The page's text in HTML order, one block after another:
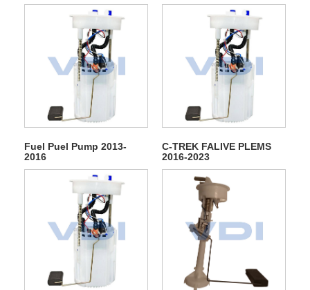
Fuel Puel Pump 2013-
2016
C-TREK FALIVE PLEMS
2016-2023